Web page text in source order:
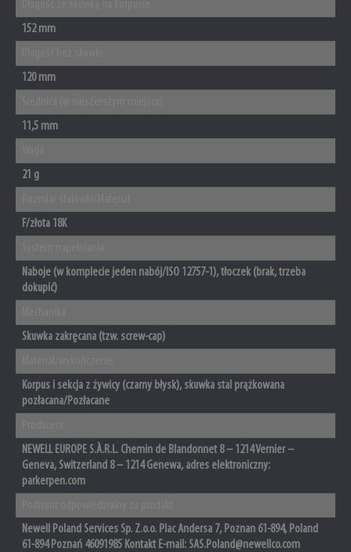
152 mm
120 mm
11,5 mm
21 g
F/złota 18K
Naboje (w komplecie jeden nabój/ISO 12757-1), tłoczek (brak, trzeba
dokupić)
Skuwka zakręcana (tzw. screw-cap)
Korpus i sekcja z żywicy (czarny błysk), skuwka stal prążkowana
pozłacana/Pozłacane
NEWELL EUROPE S.À.R.L. Chemin de Blandonnet 8 – 1214 Vernier –
Geneva, Switzerland 8 – 1214 Genewa, adres elektroniczny:
parkerpen.com
Newell Poland Services Sp. Z.o.o. Plac Andersa 7, Poznan 61-894, Poland
61-894 Poznań 46091985 Kontakt E-mail: SAS.Poland@newellco.com